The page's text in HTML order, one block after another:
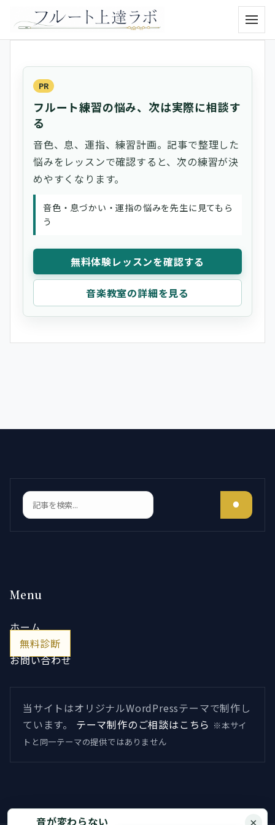
メニ
PR
フルート練習の悩み、次は実際に相談す
る
音色、息、運指、練習計画。記事で整理した
悩みをレッスンで確認すると、次の練習が決
めやすくなります。
音色・息づかい・運指の悩みを先生に見てもら
う
無料体験レッスンを確認する
音楽教室の詳細を見る
検索
Menu
ホーム
無料診断
お問い合わせ
当サイトはオリジナルWordPressテーマで制作し
ています。
テーマ制作のご相談はこちら ※本サイ
トと同一テーマの提供ではありません
音が変わらない